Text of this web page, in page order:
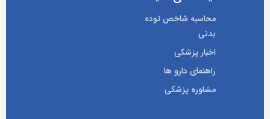
محاسبه شاخص توده
بدنی
اخبار پزشکی
راهنمای دارو ها
مشاوره پزشکی